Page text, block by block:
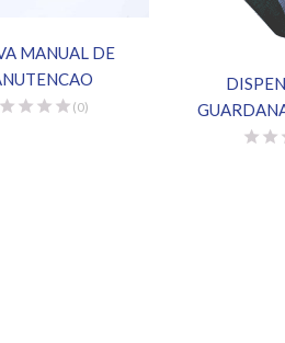
MANUAL DE
(0)